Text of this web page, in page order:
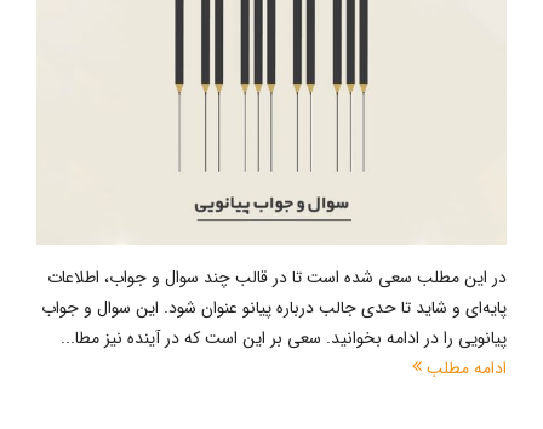
در این مطلب سعی شده است تا در قالب چند سوال و جواب، اطلاعات
پایه‌ای و شاید تا حدی جالب درباره پیانو عنوان شود. این سوال و جواب
پیانویی را در ادامه بخوانید. سعی بر این است که در آینده نیز مطا...
ادامه مطلب